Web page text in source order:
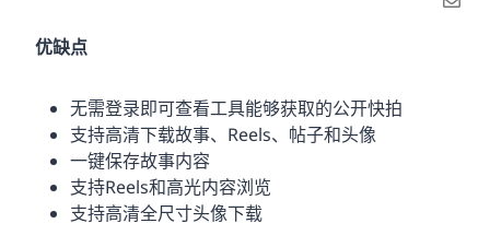
优缺点
无需登录即可查看工具能够获取的公开快拍
支持高清下载故事、Reels、帖子和头像
一键保存故事内容
支持Reels和高光内容浏览
支持高清全尺寸头像下载